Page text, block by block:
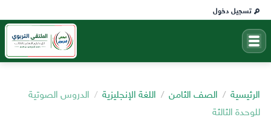
تسجيل دخول
الرئيسية الصف الثامن اللغة الإنجليزية
الدروس الصوتية
للوحدة الثالثة